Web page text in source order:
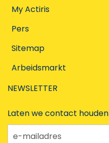
My Actiris
Pers
Sitemap
Arbeidsmarkt
NEWSLETTER
Laten we contact houden
e-mailadres